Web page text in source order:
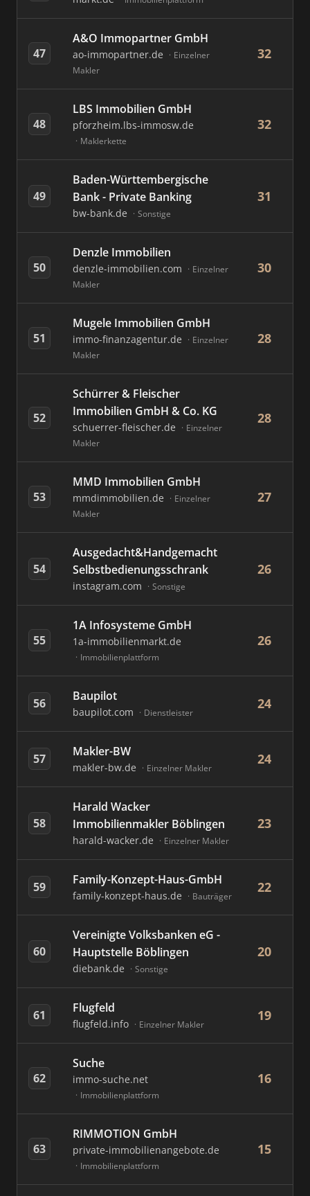
47
A&O Immopartner GmbH
ao-immopartner.de
Einzelner
Makler
32
48
LBS Immobilien GmbH
pforzheim.lbs-immosw.de
Maklerkette
32
49
Baden-Württembergische
Bank - Private Banking
bw-bank.de Sonstige
31
50
Denzle Immobilien
denzle-immobilien.com
Einzelner
Makler
30
51
Mugele Immobilien GmbH
immo-finanzagentur.de
Einzelner
Makler
28
52
Schürrer & Fleischer
Immobilien GmbH & Co. KG
schuerrer-fleischer.de
Einzelner
Makler
28
53
MMD Immobilien GmbH
mmdimmobilien.de
Einzelner
Makler
27
54
Ausgedacht&Handgemacht
Selbstbedienungsschrank
instagram.com Sonstige
26
55
1A Infosysteme GmbH
1a-immobilienmarkt.de
Immobilienplattform
26
56 Baupilot
baupilot.com Dienstleister
24
57 Makler-BW
makler-bw.de Einzelner Makler
24
58
Harald Wacker
Immobilienmakler Böblingen
harald-wacker.de Einzelner Makler
23
59 Family-Konzept-Haus-GmbH
family-konzept-haus.de Bauträger
22
60
Vereinigte Volksbanken eG -
Hauptstelle Böblingen
diebank.de Sonstige
20
61 Flugfeld
flugfeld.info Einzelner Makler
19
62
Suche
immo-suche.net
Immobilienplattform
16
63
RIMMOTION GmbH
private-immobilienangebote.de
Immobilienplattform
15